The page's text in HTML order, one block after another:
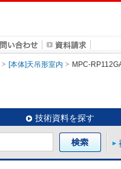
[本体]天吊形室内 MPC-
技術資料を探す